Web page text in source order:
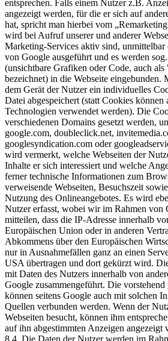
entsprechen. Falls einem Nutzer z.B.
angezeigt werden, für die er sich auf
hat, spricht man hierbei vom
wird bei Aufruf unserer und anderer
Marketing-Services aktiv sind,
von Google ausgeführt und es werden
(unsichtbare Grafiken oder Code, auch
bezeichnet) in die Webseite
dem Gerät der Nutzer ein individuelles
Datei abgespeichert (statt Cookies können
Technologien verwendet werden). Die
verschiedenen Domains gesetzt werden,
google.com, doubleclick.net,
googlesyndication.com oder
wird vermerkt, welche Webseiten der
Inhalte er sich interessiert und welche
ferner technische Informationen zum
verweisende Webseiten, Besuchszeit
Nutzung des Onlineangebotes. Es wird
Nutzer erfasst, wobei wir im Rahmen von
mitteilen, dass die IP-Adresse innerhalb
Europäischen Union oder in anderen
Abkommens über den Europäischen
nur in Ausnahmefällen ganz an einen
USA übertragen und dort gekürzt wird.
mit Daten des Nutzers innerhalb von
Google zusammengeführt. Die
können seitens Google auch mit solchen
Quellen verbunden werden. Wenn der
Webseiten besucht, können ihm
auf ihn abgestimmten Anzeigen angezeigt
8.4. Die Daten der Nutzer werden im